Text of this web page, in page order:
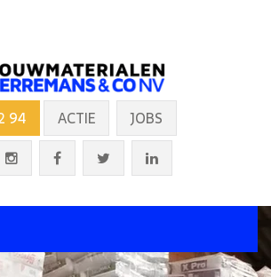
94 ACTIE
JOBS